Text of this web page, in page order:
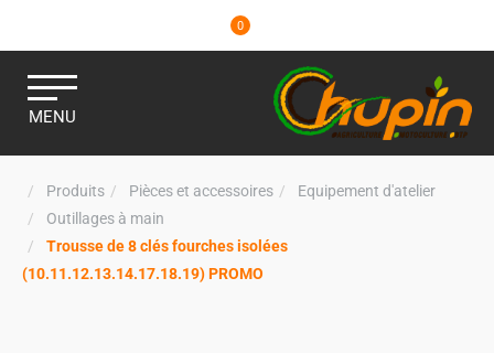
0
MENU
Produits Pièces et accessoires
Equipement d'atelier
Outillages à main
Trousse de 8 clés fourches isolées
(10.11.12.13.14.17.18.19) PROMO